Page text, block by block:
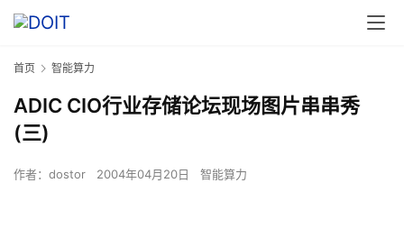
首页 智能算力
ADIC CIO行业存储论坛现场图片串串秀
(三)
作者： dostor 2004年04月20日 智能算力